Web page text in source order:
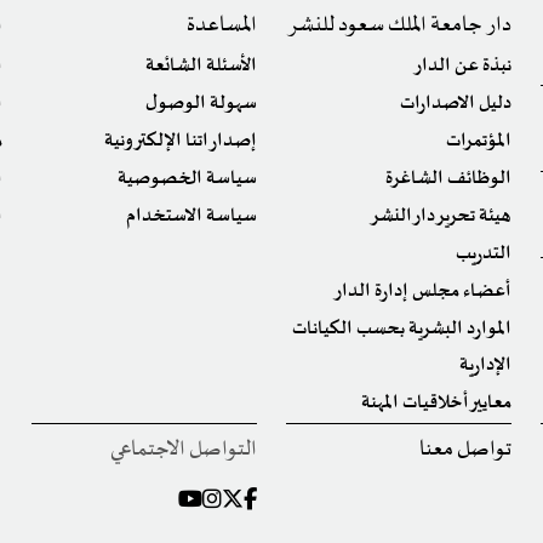
دار جامعة الملك سعود للنشر
نبذة عن الدار
دليل الاصدارات
المؤتمرات
الوظائف الشاغرة
هيئة تحرير دار النشر
التدريب
أعضاء مجلس إدارة الدار
الموارد البشرية بحسب الكيانات
الإدارية
معايير أخلاقيات المهنة
المساعدة
الأسئلة الشائعة
سهولة الوصول
إصداراتنا الإلكترونية
سياسة الخصوصية
سياسة الاستخدام
تواصل معنا التواصل الاجتماعي